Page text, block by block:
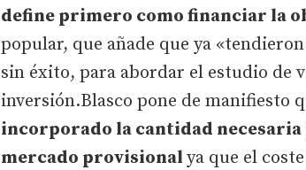
define primero como financiar la
popular, que añade que ya
sin éxito, para abordar el estudio de
inversión.Blasco pone de manifiesto
incorporado la cantidad
mercado provisional ya que el